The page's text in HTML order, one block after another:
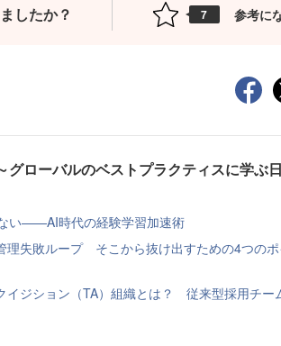
したか？ 7 参考に
グローバルのベストプラクティスに学ぶ
い——AI時代の経験学習加速術
理失敗ループ そこから抜け出すための4つの
イジション（TA）組織とは？ 従来型採用チー